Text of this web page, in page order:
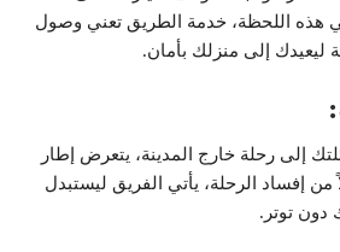
هذه اللحظة، خدمة الطريق تعني وصول
إلى منزلك بأمان.
:
إلى رحلة خارج المدينة، يتعرض إطار
من إفساد الرحلة، يأتي الفريق ليستبدل
دون توتر.